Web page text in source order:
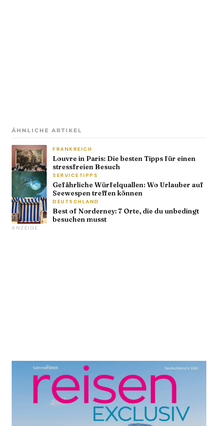
ÄHNLICHE ARTIKEL
FRANKREICH
Louvre in Paris: Die besten Tipps für einen
stressfreien Besuch
SERVICETIPPS
Gefährliche Würfelquallen: Wo Urlauber auf
Seewespen treffen können
DEUTSCHLAND
Best of Norderney: 7 Orte, die du unbedingt
besuchen musst
ANZEIGE